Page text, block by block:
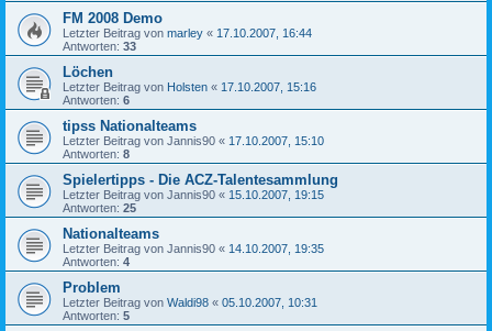
FM 2008 Demo
Letzter Beitrag von marley « 17.10.2007, 16:44
Antworten: 33
Löchen
Letzter Beitrag von Holsten « 17.10.2007, 15:16
Antworten: 6
tipss Nationalteams
Letzter Beitrag von Jannis90 « 17.10.2007, 15:10
Antworten: 8
Spielertipps - Die ACZ-Talentesammlung
Letzter Beitrag von Jannis90 « 15.10.2007, 19:15
Antworten: 25
Nationalteams
Letzter Beitrag von Jannis90 « 14.10.2007, 19:35
Antworten: 4
Problem
Letzter Beitrag von Waldi98 « 05.10.2007, 10:31
Antworten: 5